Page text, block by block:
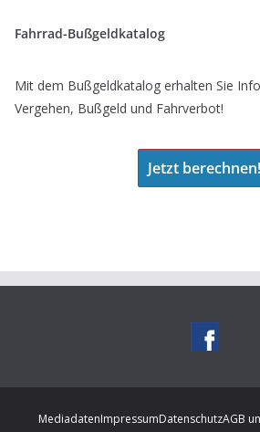
Fahrrad-Bußgeldkatalog
Mit dem Bußgeldkatalog erhalten Sie
Vergehen, Bußgeld und Fahrverbot!
Jetzt berechnen!
MediadatenImpressumDatenschutzAGB